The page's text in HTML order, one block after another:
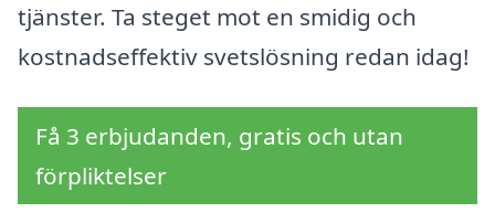
tjänster. Ta steget mot en smidig och
kostnadseffektiv svetslösning redan idag!
Få 3 erbjudanden, gratis och utan
förpliktelser